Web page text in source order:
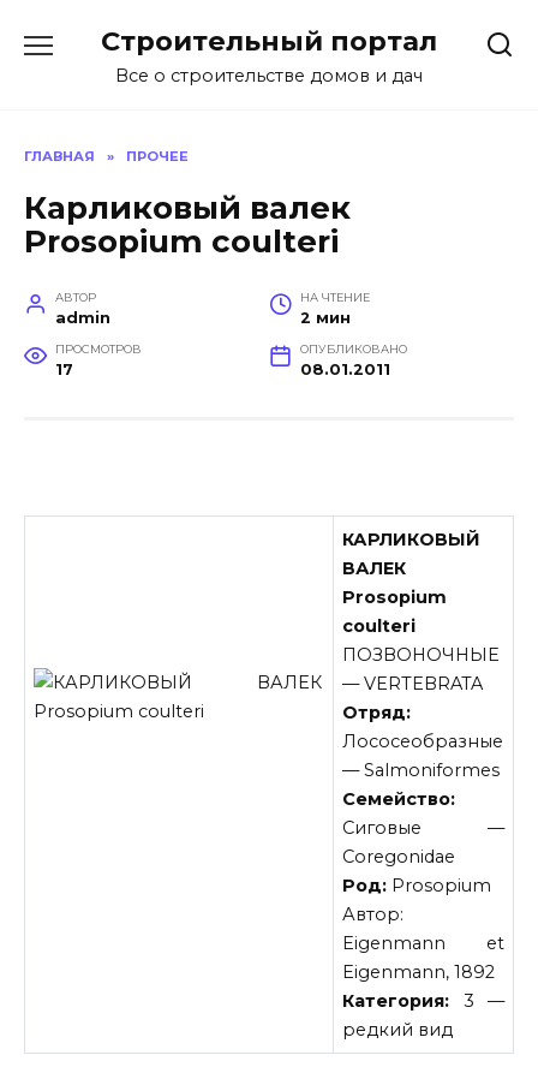
содержанию
Строительный портал
Все о строительстве домов и дач
ГЛАВНАЯ » ПРОЧЕЕ
Карликовый валек
Prosopium coulteri
АВТОР
admin
НА ЧТЕНИЕ
2 мин
ПРОСМОТРОВ
17
ОПУБЛИКОВАНО
08.01.2011
КАРЛИКОВЫЙ
ВАЛЕК
Prosopium
coulteri
ПОЗВОНОЧНЫЕ
— VERTEBRATA
Отряд:
Лососеобразные
— Salmoniformes
Семейство:
Сиговые —
Coregonidae
Род: Prosopium
Автор:
Eigenmann et
Eigenmann, 1892
Категория: 3 —
редкий вид